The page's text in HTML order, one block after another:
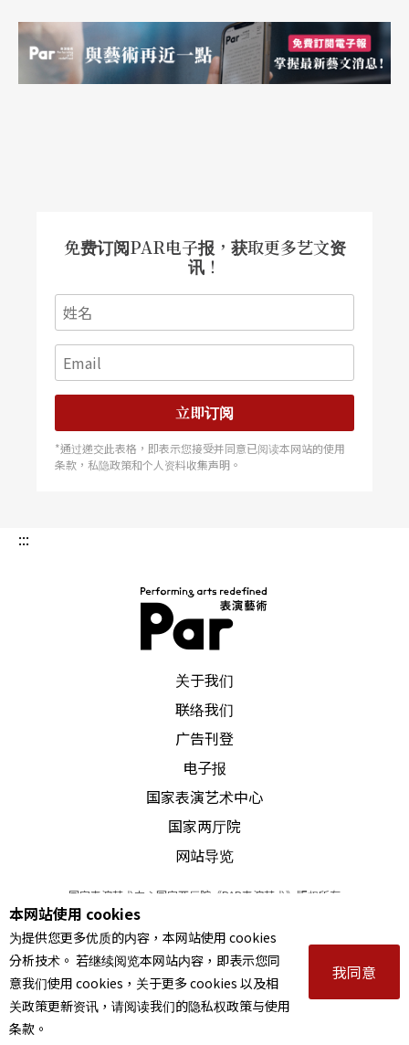
免费订阅PAR电子报，获取更多艺文资
讯！
立即订阅
*通过递交此表格，即表示您接受并同意已阅读本网站的使用
条款，私隐政策和个人资料收集声明。
:::
关于我们
联络我们
广告刊登
电子报
国家表演艺术中心
国家两厅院
网站导览
国家表演艺术中心国家两厅院《PAR表演艺术》版权所有
© 2022Performing arts redefined. All Rights Reserved
统一编号 Tax Id number 00973926
本站所提供相关演出资讯，如有异动应以主办单位公告为准。
服务条款｜隐私权声明｜著作权声明
本网站使用 cookies
为提供您更多优质的内容，本网站使用 cookies
分析技术。 若继续阅览本网站内容，即表示您同
意我们使用 cookies，关于更多 cookies 以及相
关政策更新资讯，请阅读我们的隐私权政策与使用
条款。
我同意